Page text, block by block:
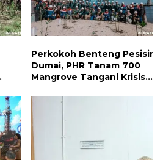
Perkokoh Benteng Pesisir
Dumai, PHR Tanam 700
Mangrove Tangani Krisis
Keanekaragaman Hayati